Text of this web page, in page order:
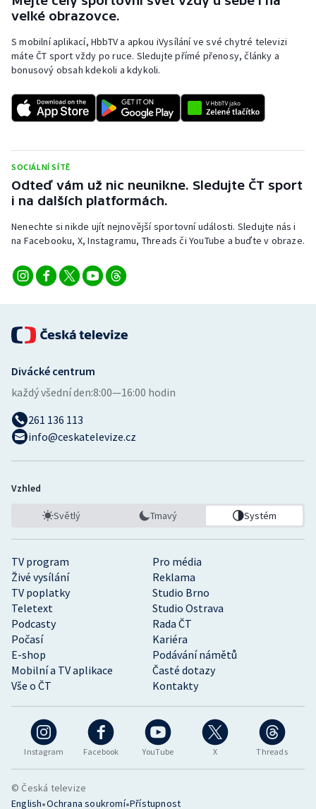
Ragby
Rychlobruslení
Short track
Sportovní střelba
Stolní tenis
Triatlon
Vodní slalom
velké obrazovce.
S mobilní aplikací, HbbTV a apkou iVysílání ve své chytré televizi
máte ČT sport vždy po ruce. Sledujte přímé přenosy, články a
bonusový obsah kdekoli a kdykoli.
SOCIÁLNÍ SÍTĚ
Odteď vám už nic neunikne. Sledujte ČT sport
i na dalších platformách.
Nenechte si nikde ujít nejnovější sportovní události. Sledujte nás i
na Facebooku, X, Instagramu, Threads či YouTube a buďte v obraze.
Instagram Facebook YouTube X Threads
TV program
Pro média
Živé vysílání
Reklama
TV poplatky
Studio Brno
Teletext
Studio Ostrava
Podcasty
Rada ČT
Počasí
Kariéra
E-shop
Podávání námětů
Mobilní a TV aplikace
Časté dotazy
Vše o ČT
Kontakty
Divácké centrum
každý všední den:8:00—16:00 hodin
261 136 113
info@ceskatelevize.cz
Vzhled
Světlý Tmavý Systém
© Česká televize
English•Ochrana soukromí•Přístupnost